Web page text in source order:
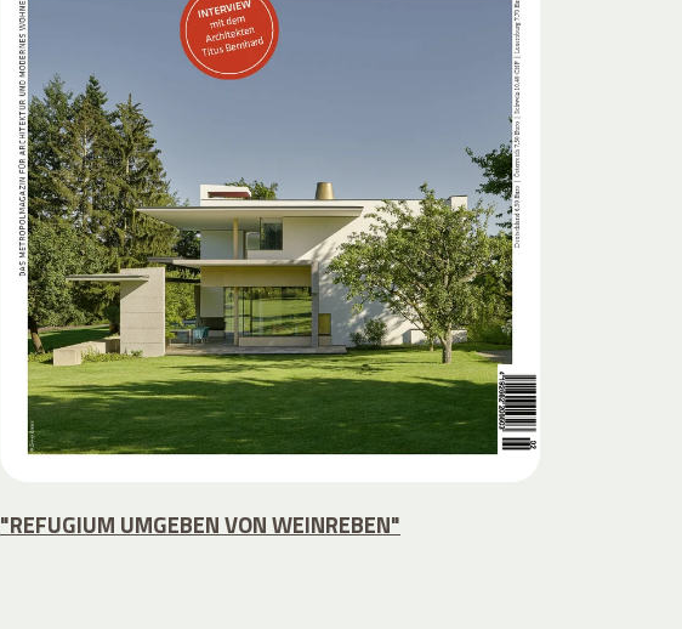
"REFUGIUM UMGEBEN VON WEINREBEN"